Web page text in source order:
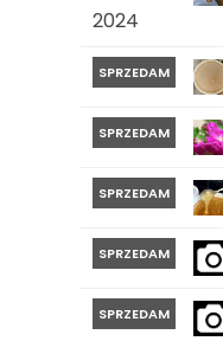
2024
SPRZEDAM
SPRZEDAM
SPRZEDAM
SPRZEDAM
SPRZEDAM